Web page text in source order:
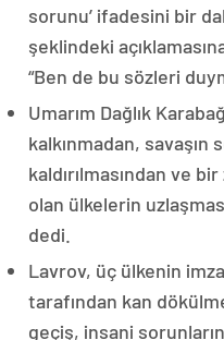
sorunu’ ifadesini bir
şeklindeki
“Ben de bu sözleri
Umarım Dağlık
kalkınmadan, savaşın
kaldırılmasından ve
olan ülkelerin
dedi.
Lavrov, üç ülkenin
tarafından kan
geçiş, insani